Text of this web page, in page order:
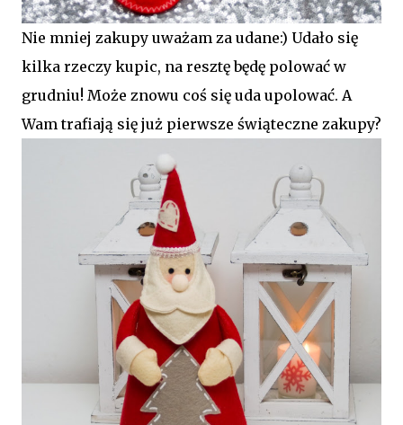
Nie mniej zakupy uważam za udane:) Udało się
kilka rzeczy kupic, na resztę będę polować w
grudniu! Może znowu coś się uda upolować. A
Wam trafiają się już pierwsze świąteczne zakupy?